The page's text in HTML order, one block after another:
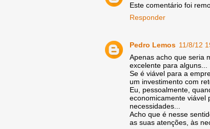
Este comentário foi
Responder
Pedro Lemos 11/8/12
Apenas acho que seria
excelente para alguns...
Se é viável para a
um investimento com
Eu, pessoalmente,
economicamente viável
necessidades...
Acho que é nesse
as suas atenções, às